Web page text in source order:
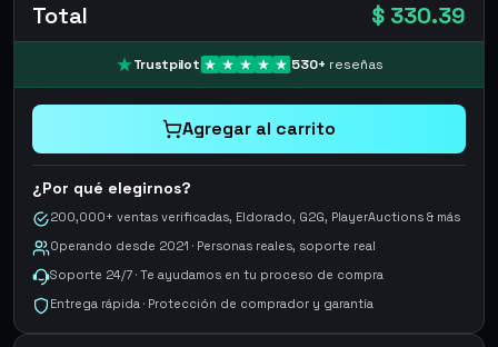
Total $ 330.39
Trustpilot 530+ reseñas
Agregar al carrito
¿Por qué elegirnos?
200,000+ ventas verificadas, Eldorado, G2G, PlayerAuctions & más
Operando desde 2021 · Personas reales, soporte real
Soporte 24/7 · Te ayudamos en tu proceso de compra
Entrega rápida · Protección de comprador y garantía